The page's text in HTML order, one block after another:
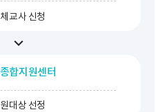
교사 신청
합지원센터
대상 선정